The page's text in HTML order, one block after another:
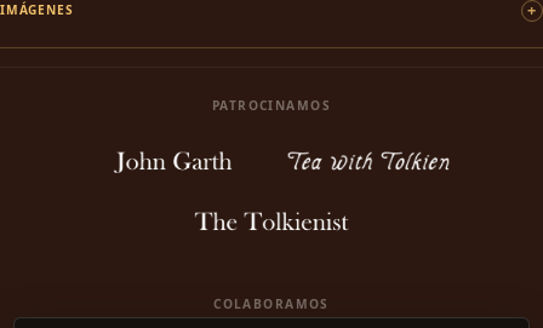
IMÁGENES
PATROCINAMOS
COLABORAMOS